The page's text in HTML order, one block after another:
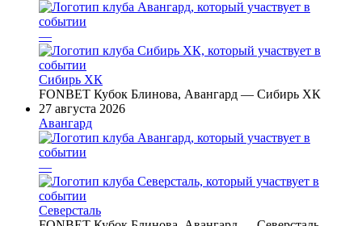
—
Сибирь ХК
FONBET Кубок Блинова, Авангард — Сибирь ХК
27 августа 2026
Авангард
—
Северсталь